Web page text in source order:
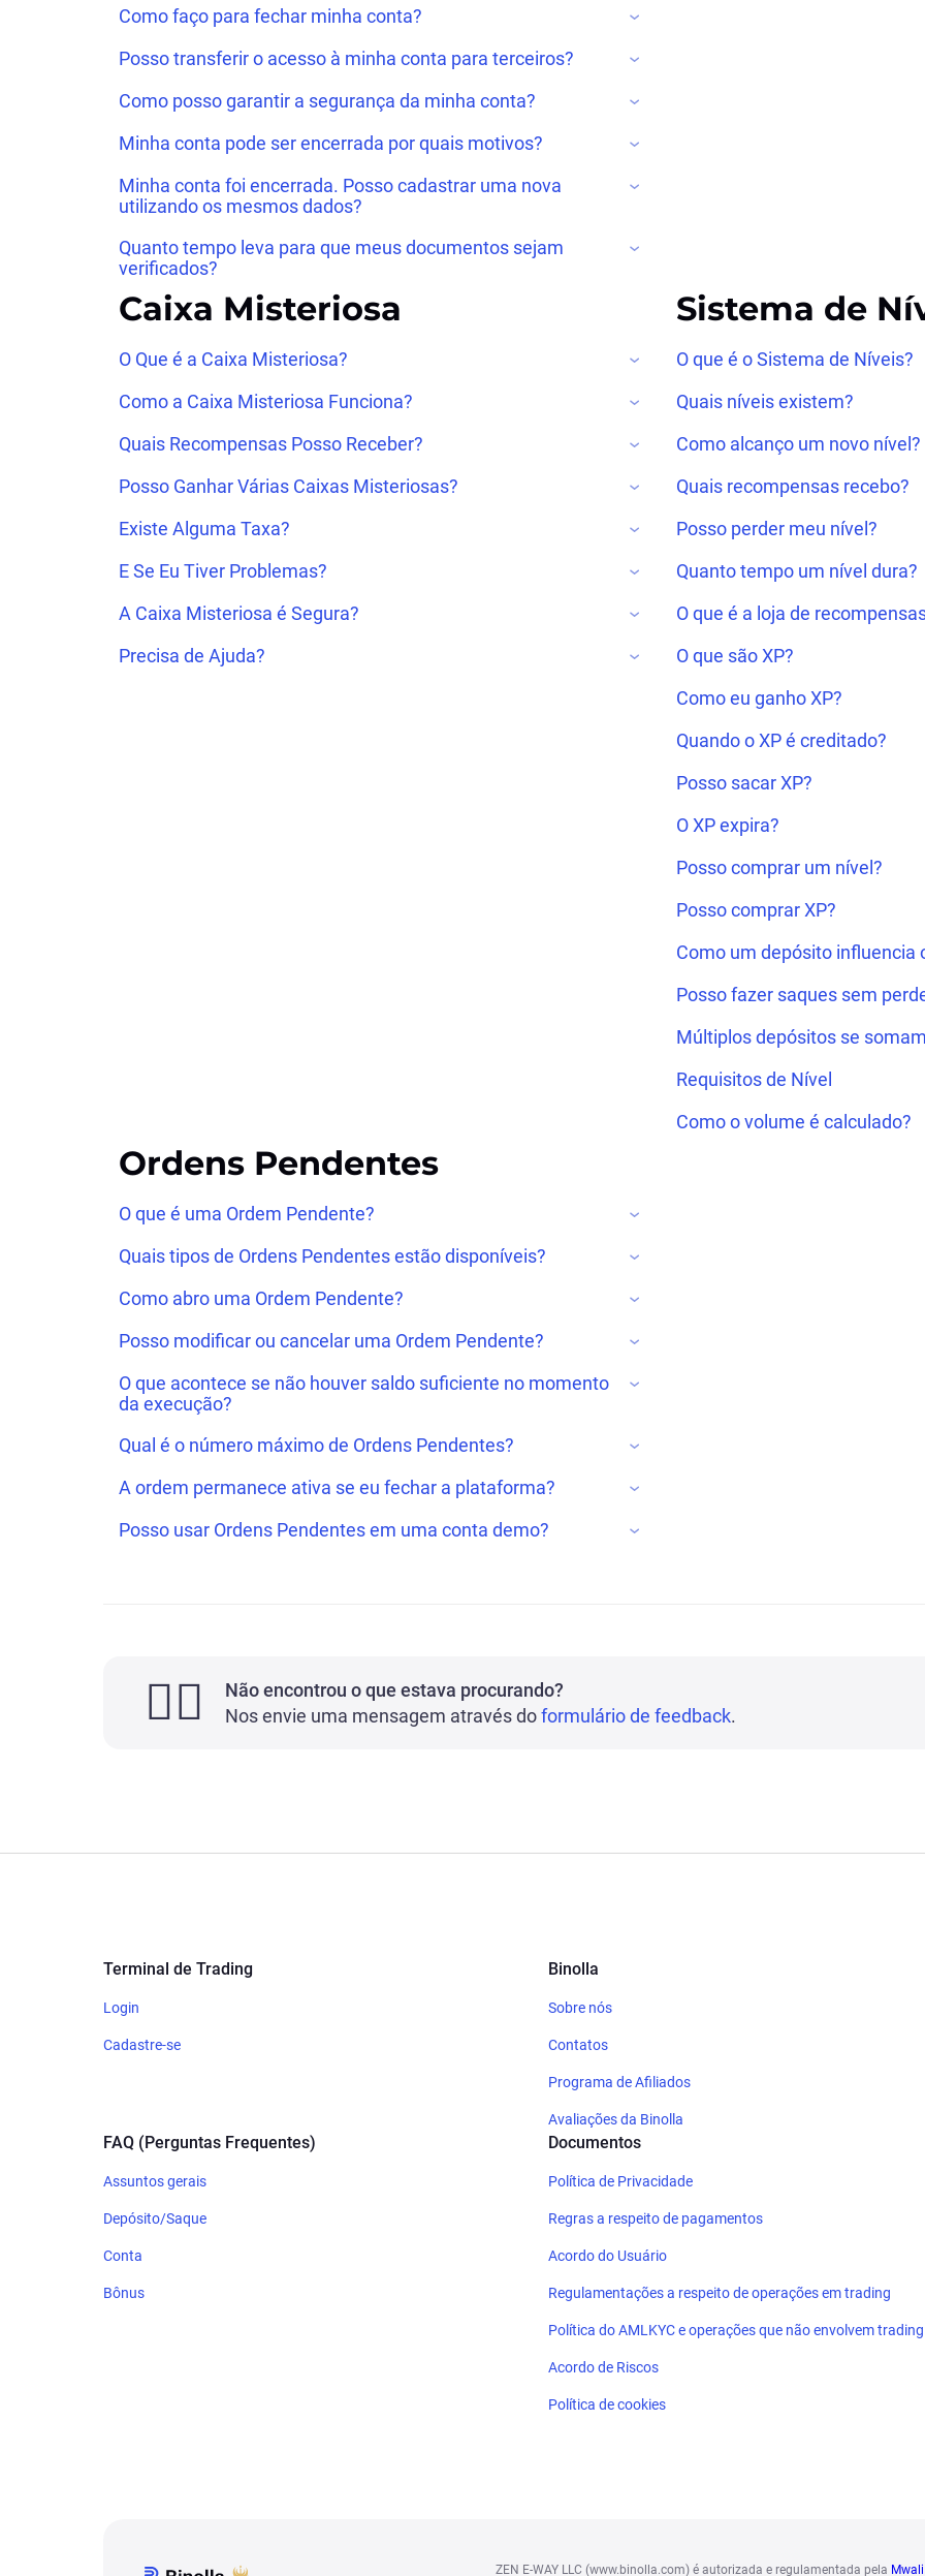
Como faço para fechar minha conta?
Posso transferir o acesso à minha conta para terceiros?
Como posso garantir a segurança da minha conta?
Minha conta pode ser encerrada por quais motivos?
Minha conta foi encerrada. Posso cadastrar uma nova
utilizando os mesmos dados?
Quanto tempo leva para que meus documentos sejam
verificados?
Caixa Misteriosa
O Que é a Caixa Misteriosa?
Como a Caixa Misteriosa Funciona?
Quais Recompensas Posso Receber?
Posso Ganhar Várias Caixas Misteriosas?
Existe Alguma Taxa?
E Se Eu Tiver Problemas?
A Caixa Misteriosa é Segura?
Precisa de Ajuda?
Sistema de
O que é o Sistema de Níveis?
Quais níveis existem?
Como alcanço um novo nível?
Quais recompensas recebo?
Posso perder meu nível?
Quanto tempo um nível dura?
O que é a loja de
O que são XP?
Como eu ganho XP?
Quando o XP é creditado?
Posso sacar XP?
O XP expira?
Posso comprar um nível?
Posso comprar XP?
Como um depósito influencia
Posso fazer saques sem
Múltiplos depósitos se
Requisitos de Nível
Como o volume é calculado?
Ordens Pendentes
O que é uma Ordem Pendente?
Quais tipos de Ordens Pendentes estão disponíveis?
Como abro uma Ordem Pendente?
Posso modificar ou cancelar uma Ordem Pendente?
O que acontece se não houver saldo suficiente no momento
da execução?
Qual é o número máximo de Ordens Pendentes?
A ordem permanece ativa se eu fechar a plataforma?
Posso usar Ordens Pendentes em uma conta demo?
🤷‍♂️
Não encontrou o que estava procurando?
Nos envie uma mensagem através doformulário de feedback.
Terminal de Trading
Login
Cadastre-se
Binolla
Sobre nós
Contatos
Programa de Afiliados
Avaliações da Binolla
FAQ (Perguntas Frequentes)
Assuntos gerais
Depósito/Saque
Conta
Bônus
Documentos
Política de Privacidade
Regras a respeito de pagamentos
Acordo do Usuário
Regulamentações a respeito de operações em trading
Política do AMLKYC e operações que não envolvem trading
Acordo de Riscos
Política de cookies
ZEN E-WAY LLC (www.binolla.com) é autorizada e regulamentada pela